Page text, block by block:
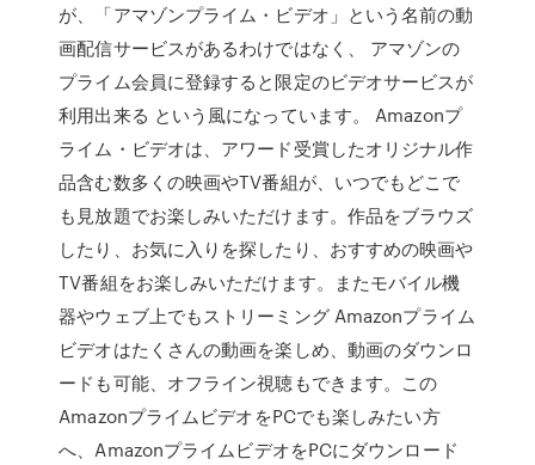
が、「アマゾンプライム・ビデオ」という名前の動
画配信サービスがあるわけではなく、 アマゾンの
プライム会員に登録すると限定のビデオサービスが
利用出来る という風になっています。 Amazonプ
ライム・ビデオは、アワード受賞したオリジナル作
品含む数多くの映画やTV番組が、いつでもどこで
も見放題でお楽しみいただけます。作品をブラウズ
したり、お気に入りを探したり、おすすめの映画や
TV番組をお楽しみいただけます。またモバイル機
器やウェブ上でもストリーミング Amazonプライム
ビデオはたくさんの動画を楽しめ、動画のダウンロ
ードも可能、オフライン視聴もできます。この
AmazonプライムビデオをPCでも楽しみたい方
へ、AmazonプライムビデオをPCにダウンロード